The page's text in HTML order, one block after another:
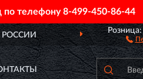
по телефону8-499-450-86-44
РОССИИ